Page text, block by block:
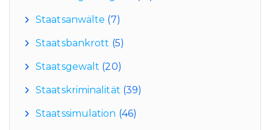
Staatsanwälte (7)
Staatsbankrott (5)
Staatsgewalt (20)
Staatskriminalität (39)
Staatssimulation (46)